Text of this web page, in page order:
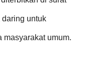
daring untuk
masyarakat umum.